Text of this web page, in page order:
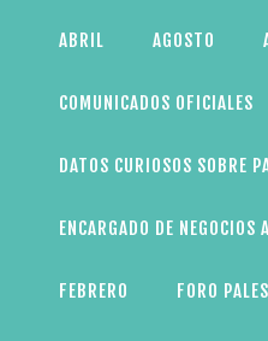
ABRIL AGOSTO
COMUNICADOS OFICIALES
DATOS CURIOSOS SOBRE
ENCARGADO DE NEGOCIOS
FEBRERO FORO